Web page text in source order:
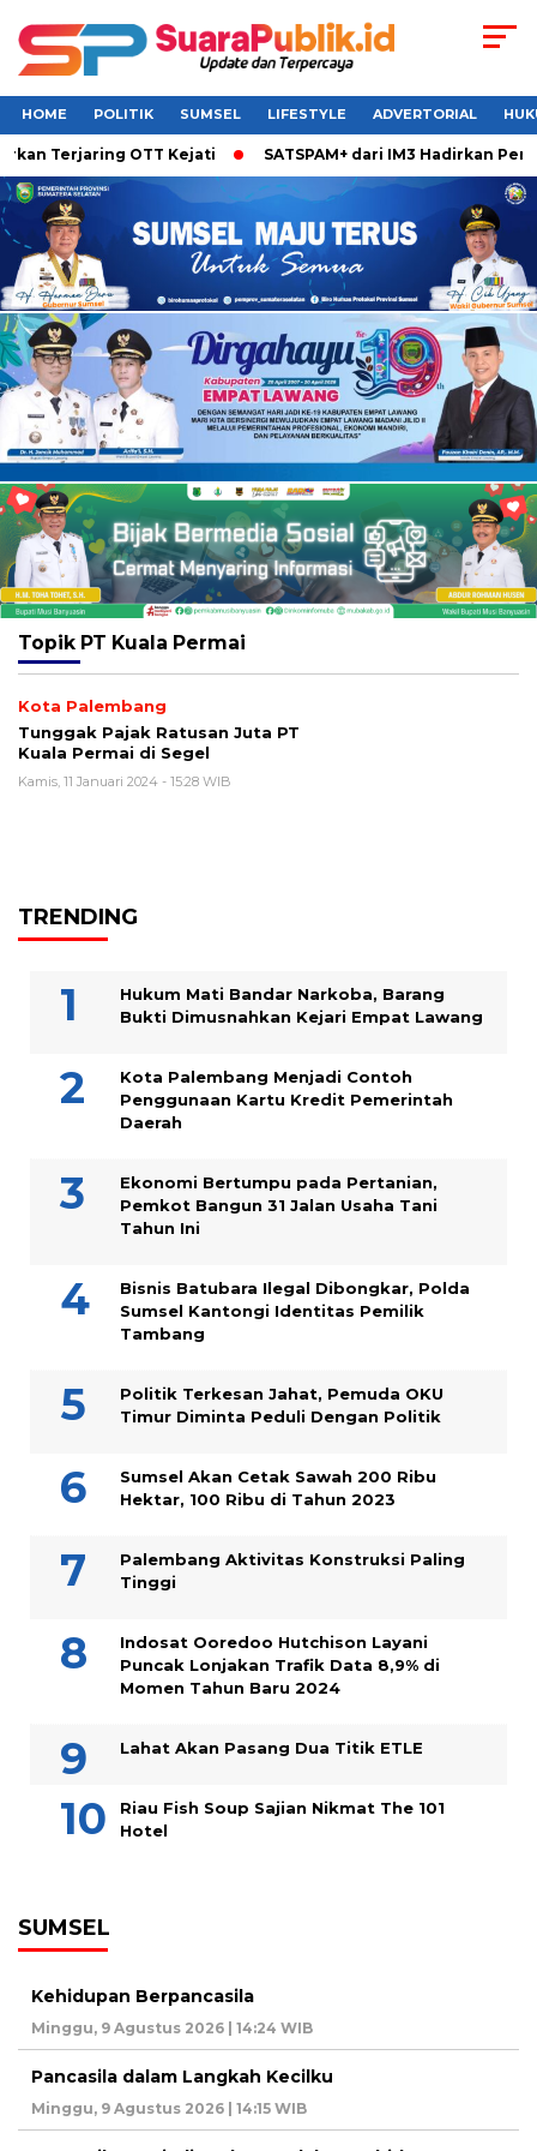
HOME POLITIK SUMSEL LIFESTYLE ADVERTORIAL
Terjaring OTT Kejati SATSPAM+ dari IM3 Hadirkan
Topik PT Kuala Permai
Kota Palembang
Tunggak Pajak Ratusan Juta PT
Kuala Permai di Segel
Kamis, 11 Januari 2024 - 15:28 WIB
TRENDING
Hukum Mati Bandar Narkoba, Barang
Bukti Dimusnahkan Kejari Empat Lawang
Kota Palembang Menjadi Contoh
Penggunaan Kartu Kredit Pemerintah
Daerah
Ekonomi Bertumpu pada Pertanian,
Pemkot Bangun 31 Jalan Usaha Tani
Tahun Ini
Bisnis Batubara Ilegal Dibongkar, Polda
Sumsel Kantongi Identitas Pemilik
Tambang
Politik Terkesan Jahat, Pemuda OKU
Timur Diminta Peduli Dengan Politik
Sumsel Akan Cetak Sawah 200 Ribu
Hektar, 100 Ribu di Tahun 2023
Palembang Aktivitas Konstruksi Paling
Tinggi
Indosat Ooredoo Hutchison Layani
Puncak Lonjakan Trafik Data 8,9% di
Momen Tahun Baru 2024
Lahat Akan Pasang Dua Titik ETLE
Riau Fish Soup Sajian Nikmat The 101
Hotel
SUMSEL
Kehidupan Berpancasila
Minggu, 9 Agustus 2026 | 14:24 WIB
Pancasila dalam Langkah Kecilku
Minggu, 9 Agustus 2026 | 14:15 WIB